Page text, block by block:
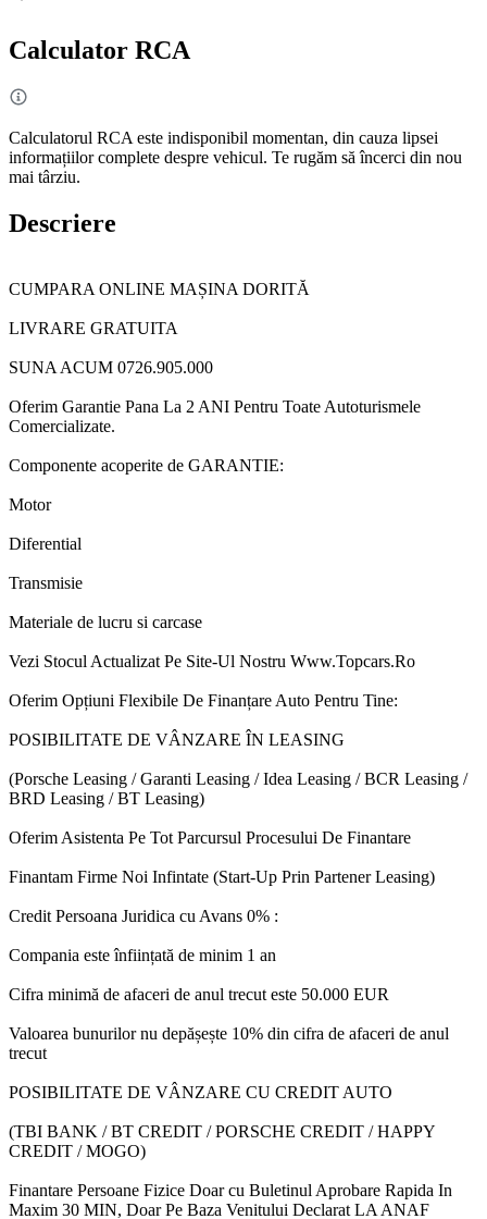
Calculator RCA
Calculatorul RCA este indisponibil momentan, din cauza lipsei
informațiilor complete despre vehicul. Te rugăm să încerci din nou
mai târziu.
Descriere
CUMPARA ONLINE MAȘINA DORITĂ
LIVRARE GRATUITA
SUNA ACUM 0726.905.000
Oferim Garantie Pana La 2 ANI Pentru Toate Autoturismele
Comercializate.
Componente acoperite de GARANTIE:
Motor
Diferential
Transmisie
Materiale de lucru si carcase
Vezi Stocul Actualizat Pe Site-Ul Nostru Www.Topcars.Ro
Oferim Opțiuni Flexibile De Finanțare Auto Pentru Tine:
POSIBILITATE DE VÂNZARE ÎN LEASING
(Porsche Leasing / Garanti Leasing / Idea Leasing / BCR Leasing /
BRD Leasing / BT Leasing)
Oferim Asistenta Pe Tot Parcursul Procesului De Finantare
Finantam Firme Noi Infintate (Start-Up Prin Partener Leasing)
Credit Persoana Juridica cu Avans 0% :
Compania este înființată de minim 1 an
Cifra minimă de afaceri de anul trecut este 50.000 EUR
Valoarea bunurilor nu depășește 10% din cifra de afaceri de anul
trecut
POSIBILITATE DE VÂNZARE CU CREDIT AUTO
(TBI BANK / BT CREDIT / PORSCHE CREDIT / HAPPY
CREDIT / MOGO)
Finantare Persoane Fizice Doar cu Buletinul Aprobare Rapida In
Maxim 30 MIN, Doar Pe Baza Venitului Declarat LA ANAF